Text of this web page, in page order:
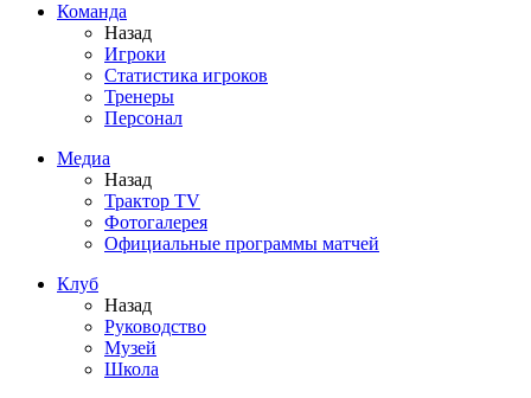
Команда
Назад
Игроки
Статистика игроков
Тренеры
Персонал
Медиа
Назад
Трактор TV
Фотогалерея
Официальные программы матчей
Клуб
Назад
Руководство
Музей
Школа